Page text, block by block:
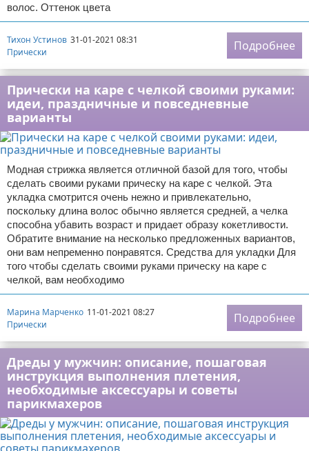
волос. Оттенок цвета
Тихон Устинов 31-01-2021 08:31
Прически
Подробнее
Прически на каре с челкой своими руками:
идеи, праздничные и повседневные
варианты
Модная стрижка является отличной базой для того, чтобы
сделать своими руками прическу на каре с челкой. Эта
укладка смотрится очень нежно и привлекательно,
поскольку длина волос обычно является средней, а челка
способна убавить возраст и придает образу кокетливости.
Обратите внимание на несколько предложенных вариантов,
они вам непременно понравятся. Средства для укладки Для
того чтобы сделать своими руками прическу на каре с
челкой, вам необходимо
Марина Марченко 11-01-2021 08:27
Прически
Подробнее
Дреды у мужчин: описание, пошаговая
инструкция выполнения плетения,
необходимые аксессуары и советы
парикмахеров